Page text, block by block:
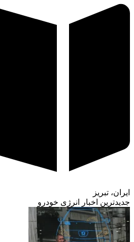
ایران، تبریز
جدیدترین اخبار انرژی خودرو